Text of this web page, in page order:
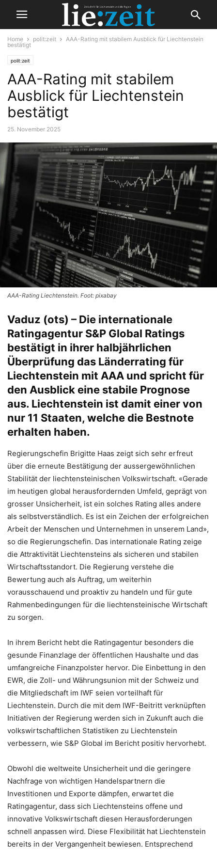
Home polit:zeit
AAA-Rating mit stabilem Ausblick für Liechtenstein
bestätigt
polit:zeit
AAA-Rating mit stabilem
Ausblick für Liechtenstein
bestätigt
25. November 2025
AAA-Rating Liechtenstein. Foot: pixabay
Vaduz (ots) – Die internationale
Ratingagentur S&P Global Ratings
bestätigt in ihrer halbjährlichen
Überprüfung das Länderrating für
Liechtenstein mit AAA und spricht für
den Ausblick eine stabile Prognose
aus. Liechtenstein ist damit einer von
nur 11 Staaten, welche die Bestnote
erhalten haben.
Regierungschefin Brigitte Haas zeigt sich sehr erfreut
über die erneute Bestätigung der aussergewöhnlichen
Stabilität der liechtensteinischen Volkswirtschaft. «Gerade
im heutigen global herausfordernden Umfeld, geprägt von
grosser Unsicherheit, ist ein solches Rating alles andere
als selbstverständlich. Es ist ein Zeichen der erfolgreichen
Arbeit der Menschen und Unternehmen in unserem Land»,
so die Regierungschefin. Das internationale Rating zeige
die Attraktivität Liechtensteins als sicheren und stabilen
Wirtschaftsstandort. Die Regierung verstehe die
Bewertung auch als Auftrag, um weiterhin
vorausschauend und proaktiv zu handeln und für gute
Rahmenbedingungen für die liechtensteinische Wirtschaft
zu sorgen.
In ihrem Bericht hebt die Ratingagentur besonders die
gesunde Finanzlage der öffentlichen Haushalte und das
umfangreiche Finanzpolster hervor. Die Einbettung in den
EWR, die Zoll- und Währungsunion mit der Schweiz und
die Mitgliedschaft im IWF seien vorteilhaft für
Liechtenstein. Durch die mit dem IWF-Beitritt verknüpften
Initiativen der Regierung werden sich in Zukunft auch die
volkswirtschaftlichen Statistiken zu Liechtenstein
verbessern, wie S&P Global im Bericht positiv hervorhebt.
Obwohl die weltweite Unsicherheit und die geringere
Nachfrage von wichtigen Handelspartnern die
Investitionen und Exporte dämpfen, erwartet die
Ratingagentur, dass sich Liechtensteins offene und
innovative Volkswirtschaft diesen Herausforderungen
schnell anpassen wird. Diese Flexibilität hat Liechtenstein
bereits in der Vergangenheit bewiesen. Entsprechend